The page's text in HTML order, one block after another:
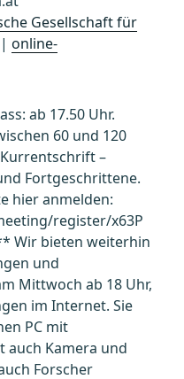
Gesellschaft für
| online-
ab 17.50 Uhr.
60 und 120
–
Fortgeschrittene.
hier anmelden:
register/x63P
Wir bieten weiterhin
und
Mittwoch ab 18 Uhr,
im Internet. Sie
PC mit
auch Kamera und
Forscher